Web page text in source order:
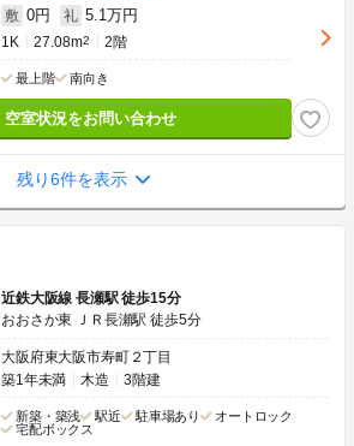
敷 0円 礼 5.1万円
1K 27.08m2 2階
最上階 南向き
空室状況をお問い合わせ
残り6件を表示
近鉄大阪線 長瀬駅 徒歩15分
おおさか東 ＪＲ長瀬駅 徒歩5分
大阪府東大阪市寿町２丁目
築1年未満
木造 3階建
新築・築浅 駅近 駐車場あり
オートロック
宅配ボックス